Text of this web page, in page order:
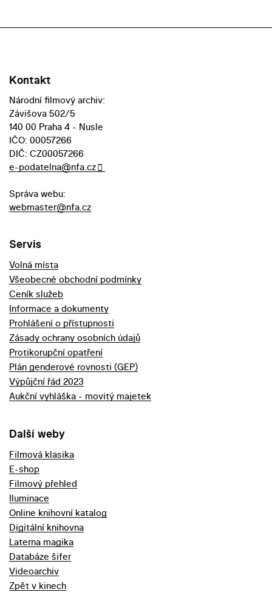
Kontakt
Národní filmový archiv:
Závišova 502/5
140 00 Praha 4 - Nusle
IČO: 00057266
DIČ: CZ00057266
e-podatelna@nfa.cz
Správa webu:
webmaster@nfa.cz
Servis
Volná místa
Všeobecné obchodní podmínky
Ceník služeb
Informace a dokumenty
Prohlášení o přístupnosti
Zásady ochrany osobních údajů
Protikorupční opatření
Plán genderové rovnosti (GEP)
Výpůjční řád 2023
Aukční vyhláška - movitý majetek
Další weby
Filmová klasika
E-shop
Filmový přehled
Iluminace
Online knihovní katalog
Digitální knihovna
Laterna magika
Databáze šifer
Videoarchiv
Zpět v kinech